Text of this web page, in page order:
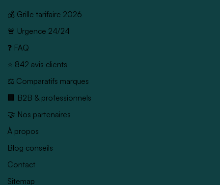
💰 Grille tarifaire 2026
🚨 Urgence 24/24
❓ FAQ
⭐ 842 avis clients
⚖️ Comparatifs marques
🏢 B2B & professionnels
🤝 Nos partenaires
À propos
Blog conseils
Contact
Sitemap